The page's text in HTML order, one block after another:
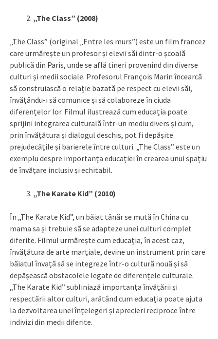
„The Class” (2008)
„The Class” (original „Entre les murs”) este un film francez
care urmărește un profesor și elevii săi dintr-o școală
publică din Paris, unde se află tineri provenind din diverse
culturi și medii sociale. Profesorul François Marin încearcă
să construiască o relație bazată pe respect cu elevii săi,
învățându-i să comunice și să colaboreze în ciuda
diferențelor lor. Filmul ilustrează cum educația poate
sprijini integrarea culturală într-un mediu divers și cum,
prin învățătura și dialogul deschis, pot fi depășite
prejudecățile și barierele între culturi. „The Class” este un
exemplu despre importanța educației în crearea unui spațiu
de învățare inclusiv și echitabil.
„The Karate Kid” (2010)
În „The Karate Kid”, un băiat tânăr se mută în China cu
mama sa și trebuie să se adapteze unei culturi complet
diferite. Filmul urmărește cum educația, în acest caz,
învățătura de arte marțiale, devine un instrument prin care
băiatul învață să se integreze într-o cultură nouă și să
depășească obstacolele legate de diferențele culturale.
„The Karate Kid” subliniază importanța învățării și
respectării altor culturi, arătând cum educația poate ajuta
la dezvoltarea unei înțelegeri și aprecieri reciproce între
indivizi din medii diferite.